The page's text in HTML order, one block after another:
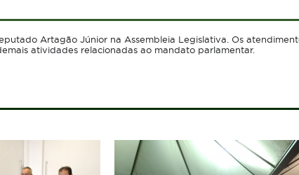
Artagão Júnior na Assembleia Legislativa. Os
atividades relacionadas ao mandato parlamentar.